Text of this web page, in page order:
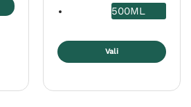
500ML
Vali